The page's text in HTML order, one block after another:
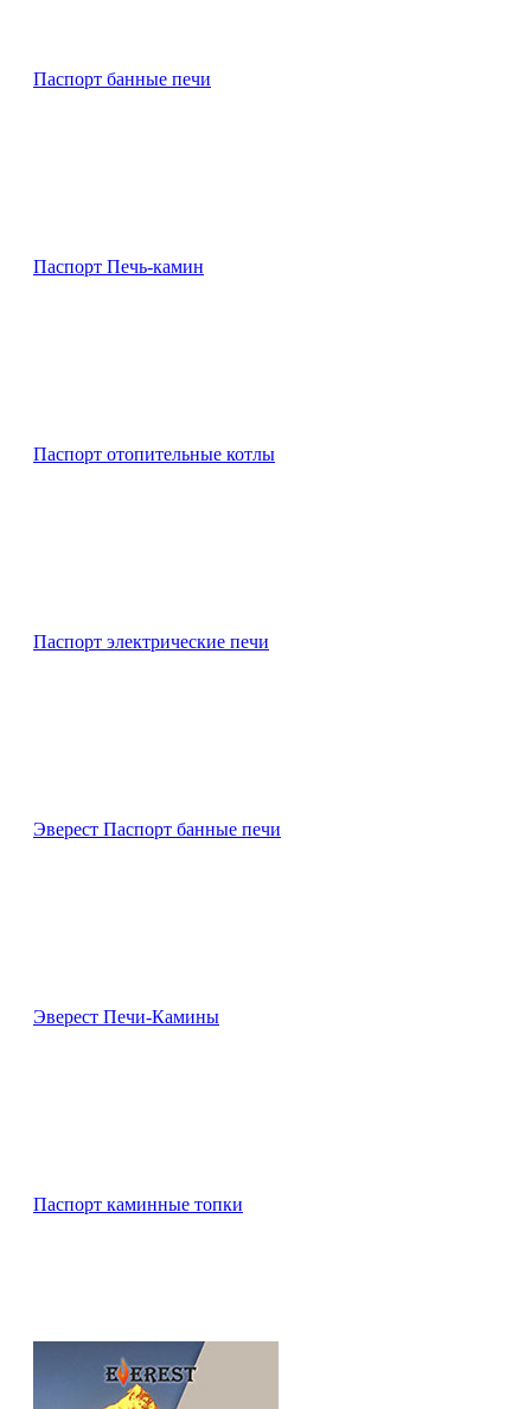
Паспорт банные печи
Паспорт Печь-камин
Паспорт отопительные котлы
Паспорт электрические печи
Эверест Паспорт банные печи
Эверест Печи-Камины
Паспорт каминные топки